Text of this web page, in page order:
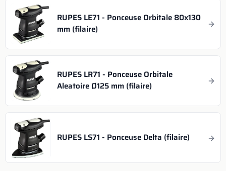
RUPES LE71 - Ponceuse Orbitale 80x130
mm (filaire)
RUPES LR71 - Ponceuse Orbitale
Aleatoire Ø125 mm (filaire)
RUPES LS71 - Ponceuse Delta (filaire)